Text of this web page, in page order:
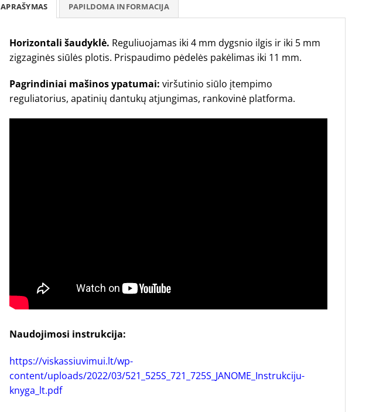
APRAŠYMAS PAPILDOMA INFORMACIJA
Horizontali šaudyklė. Reguliuojamas iki 4 mm dygsnio ilgis ir iki 5 mm
zigzaginės siūlės plotis. Prispaudimo pėdelės pakėlimas iki 11 mm.
Pagrindiniai mašinos ypatumai: viršutinio siūlo įtempimo
reguliatorius, apatinių dantukų atjungimas, rankovinė platforma.
Naudojimosi instrukcija:
https://viskassiuvimui.lt/wp-
content/uploads/2022/03/521_525S_721_725S_JANOME_Instrukciju-
knyga_lt.pdf